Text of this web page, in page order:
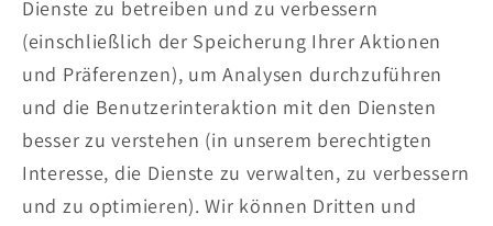
Dienste zu betreiben und zu verbessern
(einschließlich der Speicherung Ihrer Aktionen
und Präferenzen), um Analysen durchzuführen
und die Benutzerinteraktion mit den Diensten
besser zu verstehen (in unserem berechtigten
Interesse, die Dienste zu verwalten, zu verbessern
und zu optimieren). Wir können Dritten und